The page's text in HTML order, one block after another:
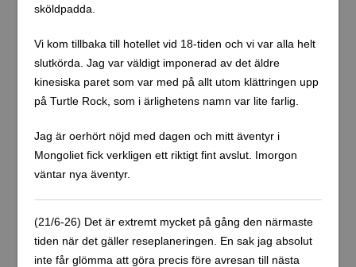
sköldpadda.
Vi kom tillbaka till hotellet vid 18-tiden och vi var alla helt
slutkörda. Jag var väldigt imponerad av det äldre
kinesiska paret som var med på allt utom klättringen upp
på Turtle Rock, som i ärlighetens namn var lite farlig.
Jag är oerhört nöjd med dagen och mitt äventyr i
Mongoliet fick verkligen ett riktigt fint avslut. Imorgon
väntar nya äventyr.
(21/6-26) Det är extremt mycket på gång den närmaste
tiden när det gäller reseplaneringen. En sak jag absolut
inte får glömma att göra precis före avresan till nästa